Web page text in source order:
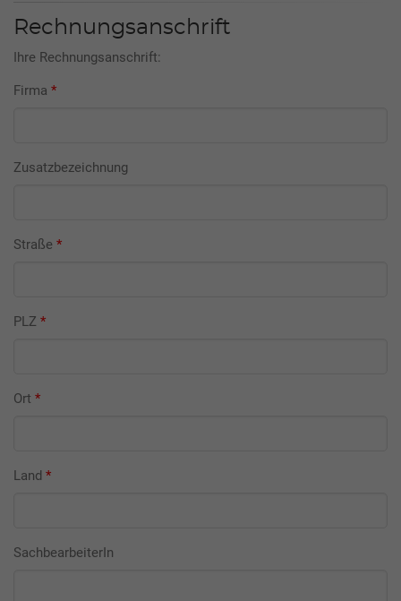
Rechnungsanschrift
Ihre Rechnungsanschrift:
Firma *
Zusatzbezeichnung
Straße *
PLZ *
Ort *
Land *
SachbearbeiterIn